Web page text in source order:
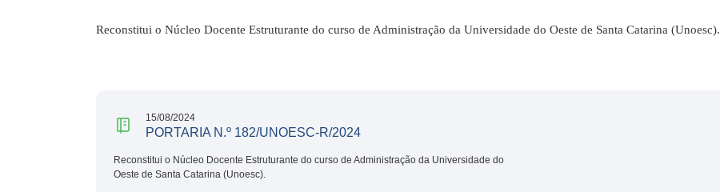
Reconstitui o Núcleo Docente Estruturante do curso de Administração da Universidade do Oeste de Santa Catarina (Unoesc).
15/08/2024
PORTARIA N.º 182/UNOESC-R/2024
Reconstitui o Núcleo Docente Estruturante do curso de Administração da Universidade do
Oeste de Santa Catarina (Unoesc).